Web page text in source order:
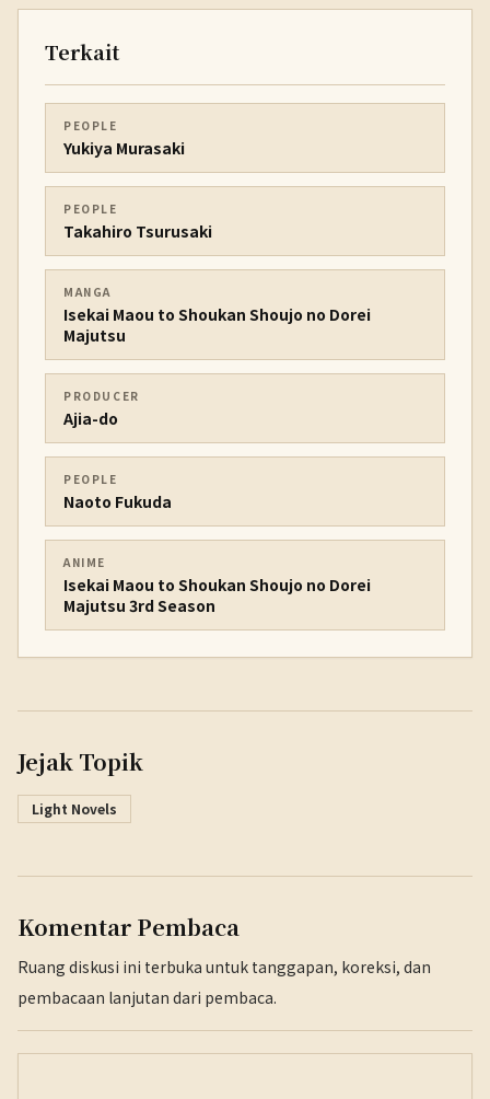
Terkait
PEOPLE
Yukiya Murasaki
PEOPLE
Takahiro Tsurusaki
MANGA
Isekai Maou to Shoukan Shoujo no Dorei
Majutsu
PRODUCER
Ajia-do
PEOPLE
Naoto Fukuda
ANIME
Isekai Maou to Shoukan Shoujo no Dorei
Majutsu 3rd Season
Jejak Topik
Light Novels
Komentar Pembaca
Ruang diskusi ini terbuka untuk tanggapan, koreksi, dan
pembacaan lanjutan dari pembaca.